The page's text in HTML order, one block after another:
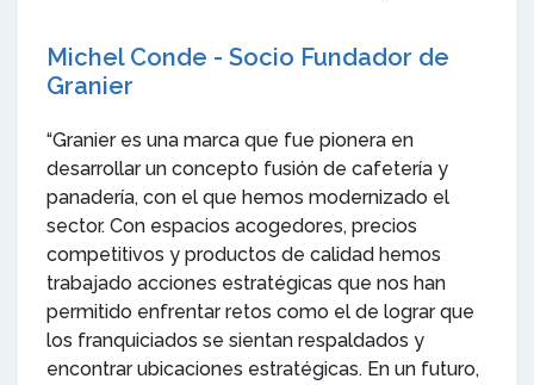
Michel Conde - Socio Fundador de
Granier
“Granier es una marca que fue pionera en
desarrollar un concepto fusión de cafetería y
panadería, con el que hemos modernizado el
sector. Con espacios acogedores, precios
competitivos y productos de calidad hemos
trabajado acciones estratégicas que nos han
permitido enfrentar retos como el de lograr que
los franquiciados se sientan respaldados y
encontrar ubicaciones estratégicas. En un futuro,